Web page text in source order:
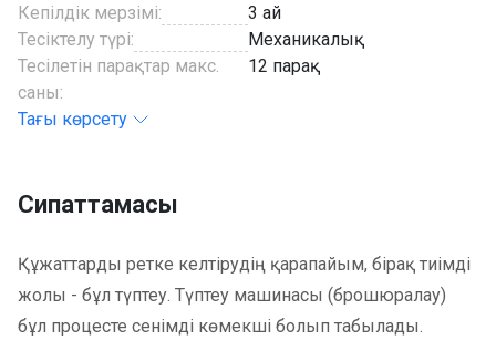
Кепілдік мерзімі:
3 ай
Тесіктелу түрі:
Механикалық
Тесілетін парақтар макс.
саны:
12 парақ
Тағы көрсету
Сипаттамасы
Құжаттарды ретке келтірудің қарапайым, бірақ тиімді
жолы - бұл түптеу. Түптеу машинасы (брошюралау)
бұл процесте сенімді көмекші болып табылады.